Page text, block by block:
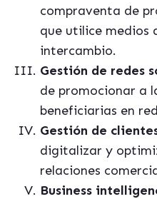
compraventa de
que utilice medios
intercambio.
Gestión de redes
de promocionar a
beneficiarias en
Gestión de
digitalizar y
relaciones
Business